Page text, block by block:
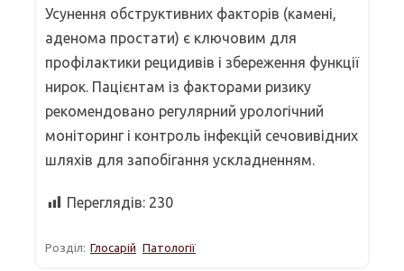
Усунення обструктивних факторів (камені,
аденома простати) є ключовим для
профілактики рецидивів і збереження функції
нирок. Пацієнтам із факторами ризику
рекомендовано регулярний урологічний
моніторинг і контроль інфекцій сечовивідних
шляхів для запобігання ускладненням.
Переглядів: 230
Розділ: Глосарій Патології